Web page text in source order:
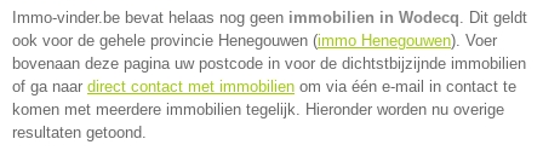
Immo-vinder.be bevat helaas nog geen immobilien in Wodecq. Dit geldt
ook voor de gehele provincie Henegouwen (immo Henegouwen). Voer
bovenaan deze pagina uw postcode in voor de dichtstbijzijnde immobilien
of ga naar direct contact met immobilien om via één e-mail in contact te
komen met meerdere immobilien tegelijk. Hieronder worden nu overige
resultaten getoond.